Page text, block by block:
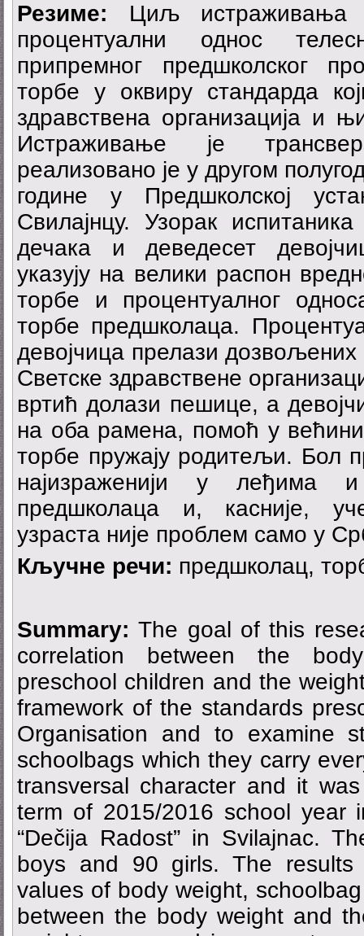
Резиме: Циљ истраживања
процентуални однос
припремног предшколског
торбе у оквиру стандарда
здравствена организација и
Истраживање је
реализовано је у другом
године у Предшколској
Свилајнцу. Узорак
дечака и деведесет
указују на велики распон
торбе и процентуалног
торбе предшколаца.
девојчица прелази
Светске здравствене
вртић долази пешице, а
на оба рамена, помоћ у
торбе пружају родитељи. Бол
најизраженији у леђима
предшколаца и, касније,
узраста није проблем само у
Кључне речи: предшколац,
Summary:The goal of this
correlation between the
preschool children and the
framework of the standards
Organisation and to examine
schoolbags which they carry
transversal character and it
term of 2015/2016 school year
“Dečija Radost” in Svilajnac.
boys and 90 girls. The
values of body weight,
between the body weight and